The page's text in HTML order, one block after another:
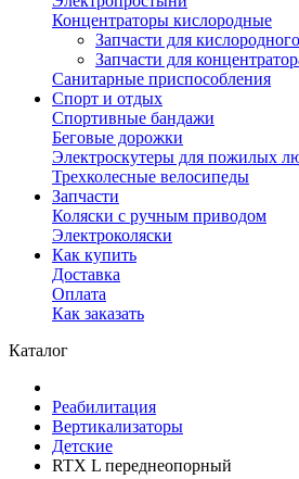
Концентраторы кислородные
Запчасти для
Запчасти для
Санитарные приспособления
Спорт и отдых
Спортивные бандажи
Беговые дорожки
Электроскутеры для пожилых
Трехколесные велосипеды
Запчасти
Коляски с ручным приводом
Электроколяски
Как купить
Доставка
Оплата
Как заказать
Каталог
Реабилитация
Вертикализаторы
Детские
RTX L переднеопорный